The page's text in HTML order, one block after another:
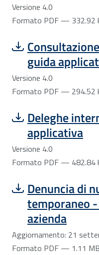
Versione 4.0
Formato PDF — 332.92
Scarica file:
guida
Formato PDF —
Versione 4.0
Formato PDF — 294.52
Scarica file:
Deleghe
applicativa
Formato PDF —
Versione 4.0
Formato PDF — 482.84
Scarica file:
Denuncia di
temporaneo
azienda
Formato PDF —
Aggiornamento: 21
Formato PDF — 1.11 MB